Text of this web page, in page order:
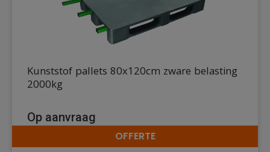
DETAILS
Kunststof pallets 80x120cm zware belasting
2000kg
Op aanvraag
OFFERTE